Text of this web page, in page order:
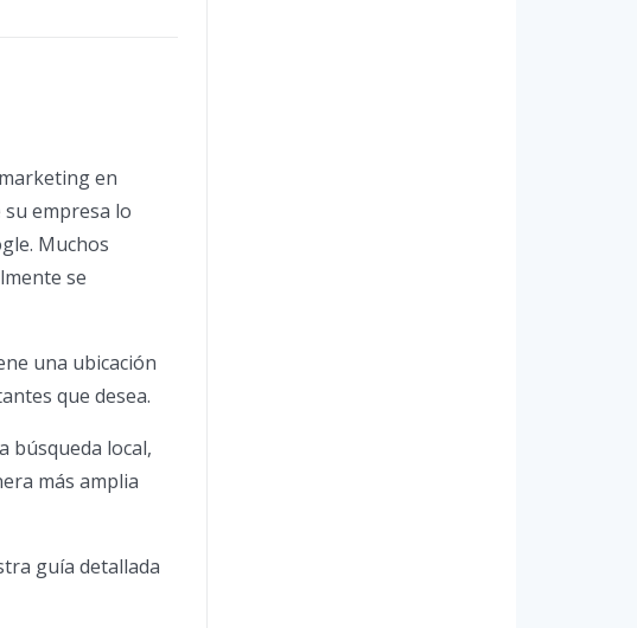
en
empresa lo
Muchos
se
una ubicación
que desea.
búsqueda local,
más amplia
guía detallada